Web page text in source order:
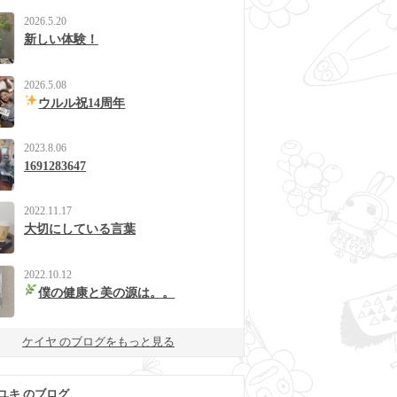
2026.5.20
新しい体験！
2026.5.08
ウルル祝14周年
2023.8.06
1691283647
2022.11.17
大切にしている言葉
2022.10.12
僕の健康と美の源は。。
ケイヤ のブログをもっと見る
キ のブログ